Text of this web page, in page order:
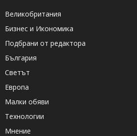
Великобритания
Бизнес и Икономика
Подбрани от редактора
България
Светът
Европа
Малки обяви
Технологии
Мнение